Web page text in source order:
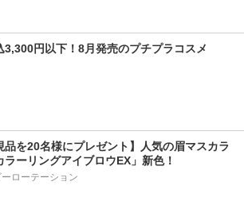
3,300円以下！8月発売のプチプラコスメ
品を20名様にプレゼント】人気の眉マスカラ
ラーリングアイブロウEX」新色！
ローテーション